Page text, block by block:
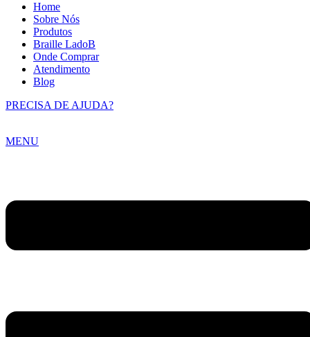
Home
Sobre Nós
Produtos
Braille LadoB
Onde Comprar
Atendimento
Blog
PRECISA DE AJUDA?
MENU